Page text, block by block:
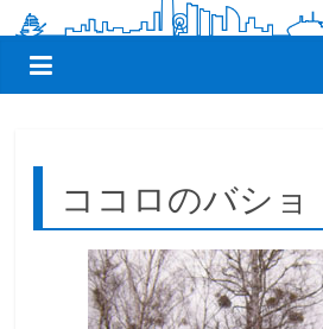
浜
シ
ネ
マ
ココロのバショ